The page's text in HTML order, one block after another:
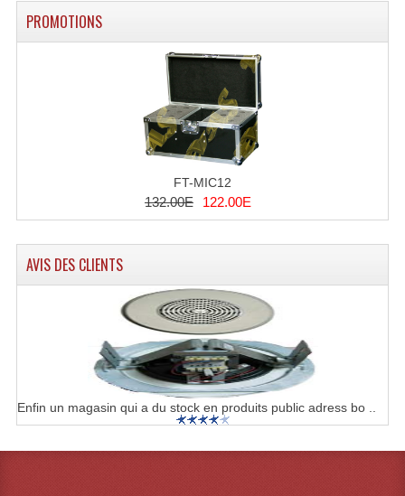
PROMOTIONS
FT-MIC12
132.00E 122.00E
AVIS DES CLIENTS
Enfin un magasin qui a du stock en produits public adress bo ..